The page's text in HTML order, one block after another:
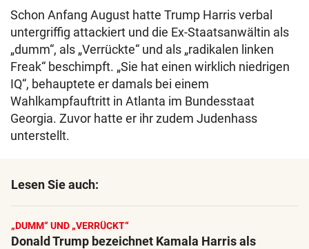
Schon Anfang August hatte Trump Harris verbal
untergriffig attackiert und die Ex-Staatsanwältin als
„dumm“, als „Verrückte“ und als „radikalen linken
Freak“ beschimpft. „Sie hat einen wirklich niedrigen
IQ“, behauptete er damals bei einem
Wahlkampfauftritt in Atlanta im Bundesstaat
Georgia. Zuvor hatte er ihr zudem Judenhass
unterstellt.
Lesen Sie auch:
„DUMM“ UND „VERRÜCKT“
Donald Trump bezeichnet Kamala Harris als